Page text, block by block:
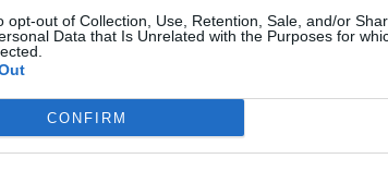
opt-out of Collection, Use, Retention, Sale, and/or
Data that Is Unrelated with the Purposes for
CONFIRML'Ambienthotels sorge in un'area tranquilla di
spiaggia e in posizione strategica rispetto al
Fiera di Rimini. La struttur...